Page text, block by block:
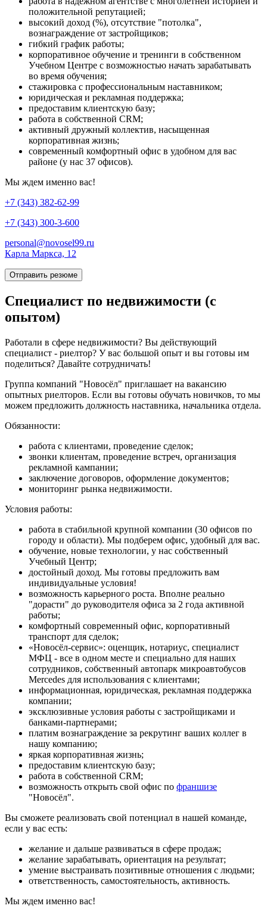
положительной репутацией;
высокий доход (%), отсутствие "потолка",
вознаграждение от застройщиков;
гибкий график работы;
корпоративное обучение и тренинги в собственном
Учебном Центре с возможностью начать зарабатывать
во время обучения;
стажировка с профессиональным наставником;
юридическая и рекламная поддержка;
предоставим клиентскую базу;
работа в собственной CRM;
активный дружный коллектив, насыщенная
корпоративная жизнь;
современный комфортный офис в удобном для вас
районе (у нас 37 офисов).
Мы ждем именно вас!
+7 (343) 382-62-99
+7 (343) 300-3-600
personal@novosel99.ru
Карла Маркса, 12
Отправить резюме
Специалист по недвижимости (с
опытом)
Работали в сфере недвижимости? Вы действующий
специалист - риелтор? У вас большой опыт и вы готовы им
поделиться? Давайте сотрудничать!
Группа компаний "Новосёл" приглашает на вакансию
опытных риелторов. Если вы готовы обучать новичков, то мы
можем предложить должность наставника, начальника отдела.
Обязанности:
работа с клиентами, проведение сделок;
звонки клиентам, проведение встреч, организация
рекламной кампании;
заключение договоров, оформление документов;
мониторинг рынка недвижимости.
Условия работы:
работа в стабильной крупной компании (30 офисов по
городу и области). Мы подберем офис, удобный для вас.
обучение, новые технологии, у нас собственный
Учебный Центр;
достойный доход. Мы готовы предложить вам
индивидуальные условия!
возможность карьерного роста. Вполне реально
"дорасти" до руководителя офиса за 2 года активной
работы;
комфортный современный офис, корпоративный
транспорт для сделок;
«Новосёл-сервис»: оценщик, нотариус, специалист
МФЦ - все в одном месте и специально для наших
сотрудников, собственный автопарк микроавтобусов
Mercedes для использования с клиентами;
информационная, юридическая, рекламная поддержка
компании;
эксклюзивные условия работы с застройщиками и
банками-партнерами;
платим вознаграждение за рекрутинг ваших коллег в
нашу компанию;
яркая корпоративная жизнь;
предоставим клиентскую базу;
работа в собственной CRM;
возможность открыть свой офис по франшизе
"Новосёл".
Вы сможете реализовать свой потенциал в нашей команде,
если у вас есть:
желание и дальше развиваться в сфере продаж;
желание зарабатывать, ориентация на результат;
умение выстраивать позитивные отношения с людьми;
ответственность, самостоятельность, активность.
Мы ждем именно вас!